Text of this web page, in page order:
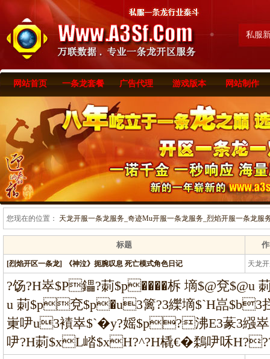
私服
网站首页 一条龙套餐 广告代理 游戏版本 网站制作
您现在的位置： 天龙开服一条龙服务_奇迹Mu开服一条龙服务_烈焰开服一条龙服
标题
[烈焰开区一条龙] 《神泣》扼腕叹息 死亡模式角色日记 天龙
龙
?饧?H崒$P鑘?莿$p����柝 墑$@兗
u 莿$p兗$p�u3篱?3纅墑$`H嵓$b3拦
崬吚u3襀崒$`�y?媱$p?沸E3蒃3繦
吚?H莿$xL崉$xH?^?H橇€�鶔吚咊